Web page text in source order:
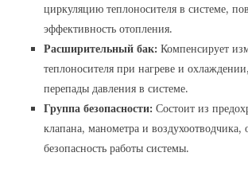
циркуляцию теплоносителя в системе,
эффективность отопления.
Расширительный бак: Компенсирует
теплоносителя при нагреве и
перепады давления в системе.
Группа безопасности: Состоит из
клапана, манометра и
безопасность работы системы.